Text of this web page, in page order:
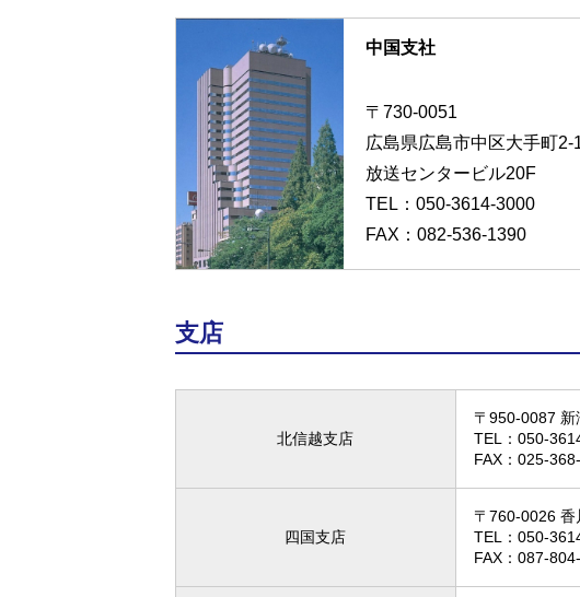
中国支社
〒730-0051
広島県広島市中区大手町2-
放送センタービル20F
TEL： 050-3614-3000
FAX：082-536-1390
支店
北信越支店
〒950-0087
TEL： 050-
FAX：025-
四国支店
〒760-0026 香
TEL： 050-
FAX：087-